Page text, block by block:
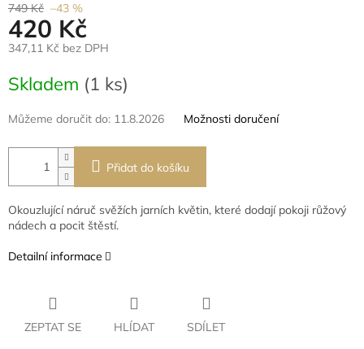
749 Kč –43 %
420 Kč
347,11 Kč bez DPH
cena:
Skladem (1 ks)
Můžeme doručit do: 11.8.2026 Možnosti doručení
Přidat do košíku
Okouzlující náruč svěžích jarních květin, které dodají pokoji růžový
nádech a pocit štěstí.
Detailní informace
ZEPTAT SE HLÍDAT SDÍLET